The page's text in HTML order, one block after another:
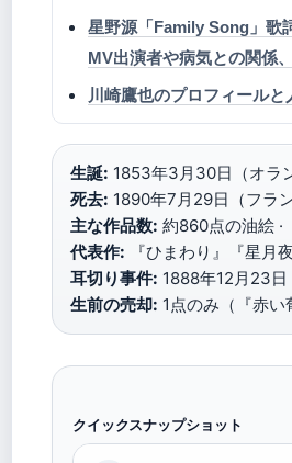
星野源「Family Song」歌
MV出演者や病気との関係
川崎鷹也のプロフィール
生誕: 1853年3月30日（オラ
死去: 1890年7月29日（フラ
主な作品数: 約860点の油絵 ·
代表作: 『ひまわり』『星月
耳切り事件: 1888年12月23日
生前の売却: 1点のみ（『赤い
クイックスナップショット